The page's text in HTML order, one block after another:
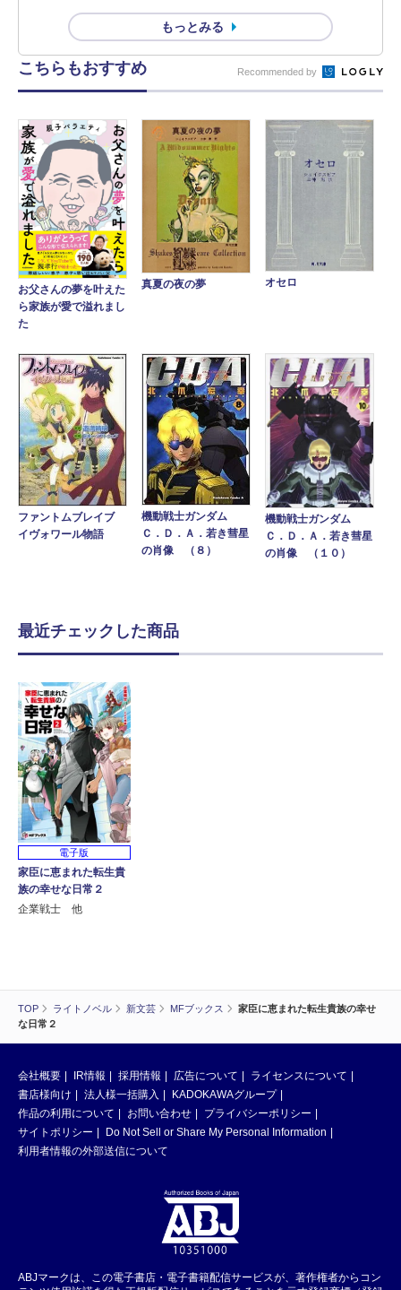
TOP ライトノベル 新文芸 MFブックス
家臣に恵まれた転生貴族の幸せ
な日常２
もっとみる
こちらもおすすめ Recommended by
お父さんの夢を叶えた
ら家族が愛で溢れまし
た
真夏の夜の夢 オセロ
ファントムブレイブ
イヴォワール物語
機動戦士ガンダム
Ｃ．Ｄ．Ａ．若き彗星
の肖像 （８）
機動戦士ガンダム
Ｃ．Ｄ．Ａ．若き彗星
の肖像 （１０）
最近チェックした商品
電子版
家臣に恵まれた転生貴
族の幸せな日常２
企業戦士 他
会社概要 IR情報 採用情報 広告について
ライセンスについて
書店様向け
法人様一括購入
KADOKAWAグループ
作品の利用について
お問い合わせ
プライバシーポリシー
サイトポリシー
Do Not Sell or Share My Personal Information
利用者情報の外部送信について
ABJマークは、この電子書店・電子書籍配信サービスが、著作権者からコン